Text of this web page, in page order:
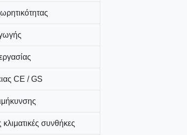
CE / GS
συνθήκες